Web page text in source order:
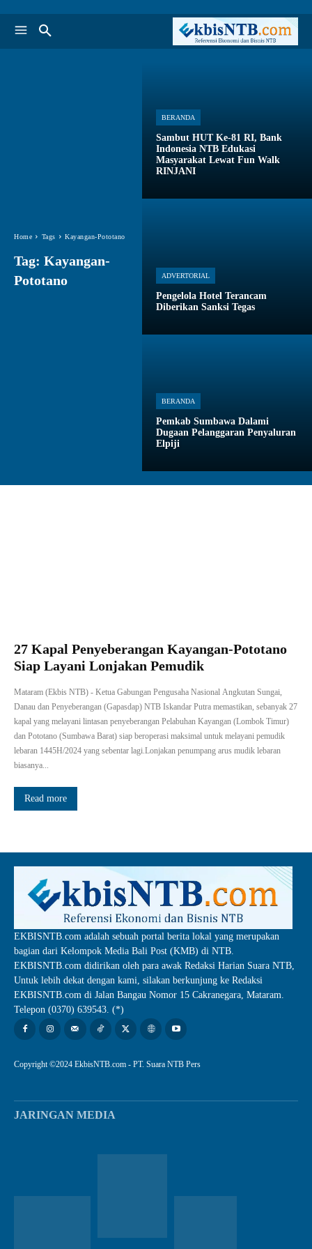
Home Tags Kayangan-Pototano
Tag: Kayangan-
Pototano
BERANDA
Sambut HUT Ke-81 RI, Bank
Indonesia NTB Edukasi
Masyarakat Lewat Fun Walk
RINJANI
ADVERTORIAL
Pengelola Hotel Terancam
Diberikan Sanksi Tegas
BERANDA
Pemkab Sumbawa Dalami
Dugaan Pelanggaran Penyaluran
Elpiji
27 Kapal Penyeberangan Kayangan-Pototano
Siap Layani Lonjakan Pemudik
Mataram (Ekbis NTB) - Ketua Gabungan Pengusaha Nasional Angkutan Sungai,
Danau dan Penyeberangan (Gapasdap) NTB Iskandar Putra memastikan, sebanyak 27
kapal yang melayani lintasan penyeberangan Pelabuhan Kayangan (Lombok Timur)
dan Pototano (Sumbawa Barat) siap beroperasi maksimal untuk melayani pemudik
lebaran 1445H/2024 yang sebentar lagi.Lonjakan penumpang arus mudik lebaran
biasanya...
Read more
EKBISNTB.com adalah sebuah portal berita lokal yang merupakan
bagian dari Kelompok Media Bali Post (KMB) di NTB.
EKBISNTB.com didirikan oleh para awak Redaksi Harian Suara NTB,
Untuk lebih dekat dengan kami, silakan berkunjung ke Redaksi
EKBISNTB.com di Jalan Bangau Nomor 15 Cakranegara, Mataram.
Telepon (0370) 639543. (*)
Copyright ©2024 EkbisNTB.com - PT. Suara NTB Pers
JARINGAN MEDIA